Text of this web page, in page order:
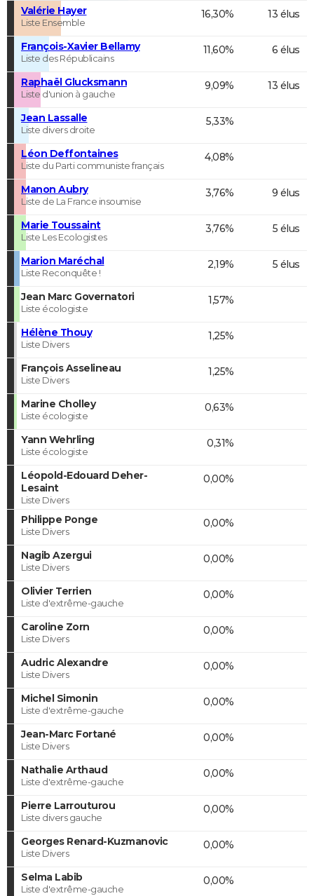
Valérie Hayer
Liste Ensemble
16,30% 13 élus
François-Xavier Bellamy
Liste des Républicains
11,60% 6 élus
Raphaël Glucksmann
Liste d'union à gauche
9,09% 13 élus
Jean Lassalle
Liste divers droite
5,33%
Léon Deffontaines
Liste du Parti communiste français
4,08%
Manon Aubry
Liste de La France insoumise
3,76% 9 élus
Marie Toussaint
Liste Les Ecologistes
3,76% 5 élus
Marion Maréchal
Liste Reconquête !
2,19% 5 élus
Jean Marc Governatori
Liste écologiste
1,57%
Hélène Thouy
Liste Divers
1,25%
François Asselineau
Liste Divers
1,25%
Marine Cholley
Liste écologiste
0,63%
Yann Wehrling
Liste écologiste
0,31%
Léopold-Edouard Deher-
Lesaint
Liste Divers
0,00%
Philippe Ponge
Liste Divers
0,00%
Nagib Azergui
Liste Divers
0,00%
Olivier Terrien
Liste d'extrême-gauche
0,00%
Caroline Zorn
Liste Divers
0,00%
Audric Alexandre
Liste Divers
0,00%
Michel Simonin
Liste d'extrême-gauche
0,00%
Jean-Marc Fortané
Liste Divers
0,00%
Nathalie Arthaud
Liste d'extrême-gauche
0,00%
Pierre Larrouturou
Liste divers gauche
0,00%
Georges Renard-Kuzmanovic
Liste Divers
0,00%
Selma Labib
Liste d'extrême-gauche
0,00%